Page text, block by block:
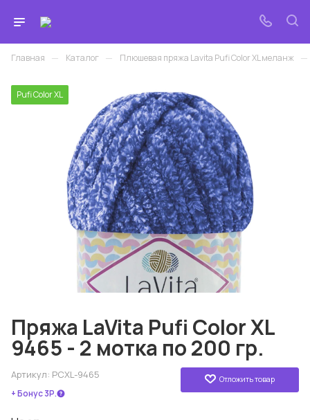
Главная — Каталог — Плюшевая пряжа Lavita Pufi Color XL меланж —
Pufi Color XL
Пряжа LaVita Pufi Color XL
9465 - 2 мотка по 200 гр.
Отложить товар
Артикул: PCXL-9465
+ Бонус 3Р.